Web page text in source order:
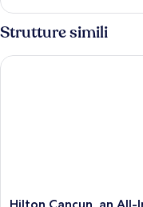
Beds
View
-
Queen
Strutture simili
Hilton
Hilton Cancun, an All-